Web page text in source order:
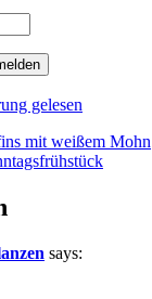
gelesen
mit weißem Mohn
says: